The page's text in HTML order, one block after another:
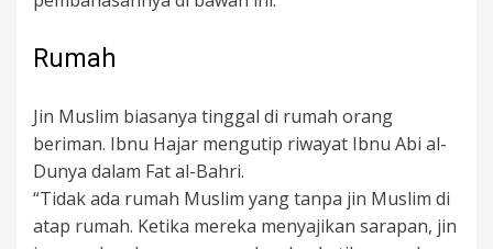
Rumah
Jin Muslim biasanya tinggal di rumah orang
beriman. Ibnu Hajar mengutip riwayat Ibnu Abi al-
Dunya dalam Fat al-Bahri.
“Tidak ada rumah Muslim yang tanpa jin Muslim di
atap rumah. Ketika mereka menyajikan sarapan, jin